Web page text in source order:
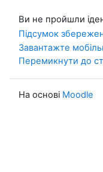
Ви не пройшли
Підсумок
Завантажте
Перемикнути до
На основі Moodle